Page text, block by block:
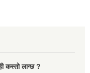
कस्तो लाग्छ ?